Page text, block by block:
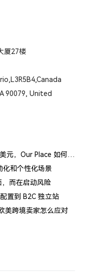
厦27楼
90079, United
DTC 厨具品牌出海案例：一口锅年销近亿美元，Our Place 如何建立信任体系
化和个性化场景
而在启动风险
置到 B2C 独立站
美跨境卖家怎么应对